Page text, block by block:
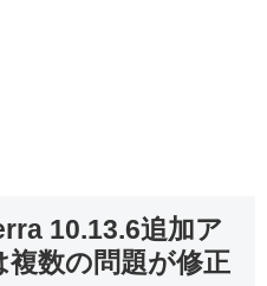
10.13.6追加ア
数の問題が修正